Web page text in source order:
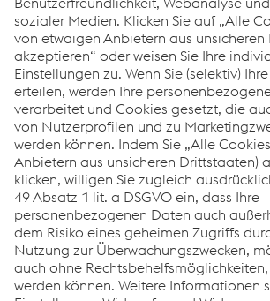
Vergibt die voestalpine group-
und Ferialjobs?
Gibt es auch die Möglichkeit
Fachpraktikum bei der
zu machen?
Welche Absolvent:innen
der voestalpine group-IT
Gibt es bei der voestalpine
Möglichkeit, als Trainee